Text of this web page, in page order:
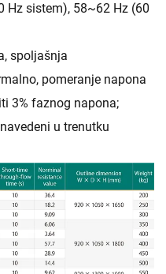
Hz sistem), 58~62 Hz (60
spoljašnja
pomeranje napona
3% faznog napona;
u trenutku